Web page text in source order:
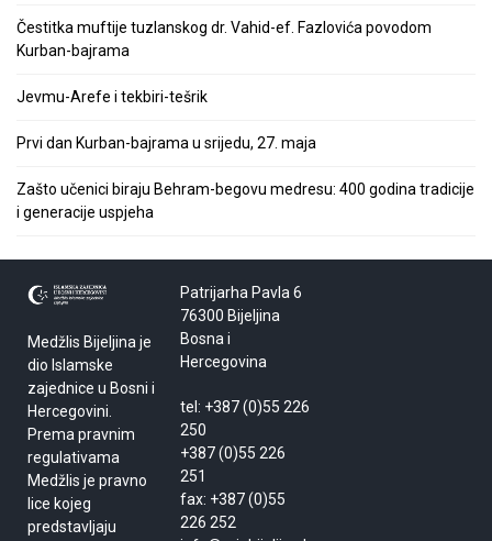
Čestitka muftije tuzlanskog dr. Vahid-ef. Fazlovića povodom
Kurban-bajrama
Jevmu-Arefe i tekbiri-tešrik
Prvi dan Kurban-bajrama u srijedu, 27. maja
Zašto učenici biraju Behram-begovu medresu: 400 godina tradicije
i generacije uspjeha
Medžlis Bijeljina je
dio Islamske
zajednice u Bosni i
Hercegovini.
Prema pravnim
regulativama
Medžlis je pravno
lice kojeg
predstavljaju
Patrijarha Pavla 6
76300 Bijeljina
Bosna i
Hercegovina
tel: +387 (0)55 226
250
+387 (0)55 226
251
fax: +387 (0)55
226 252